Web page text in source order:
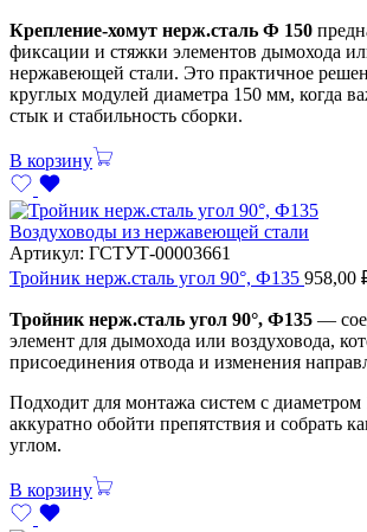
Крепление-хомут нерж.сталь Ф 150
фиксации и стяжки элементов дымохода
нержавеющей стали. Это практичное
круглых модулей диаметра 150 мм, когда
стык и стабильность сборки.
В корзину
Воздуховоды из нержавеющей стали
Артикул: ГСТУТ-00003661
Тройник нерж.сталь угол 90°, Ф135 958,00
Тройник нерж.сталь угол 90°, Ф135 —
элемент для дымохода или воздуховода,
присоединения отвода и изменения
Подходит для монтажа систем с
аккуратно обойти препятствия и собрать
углом.
В корзину